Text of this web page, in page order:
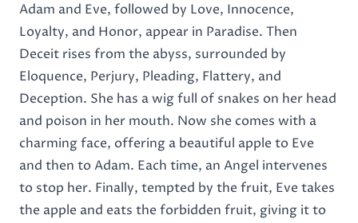
Adam and Eve, followed by Love, Innocence,
Loyalty, and Honor, appear in Paradise. Then
Deceit rises from the abyss, surrounded by
Eloquence, Perjury, Pleading, Flattery, and
Deception. She has a wig full of snakes on her head
and poison in her mouth. Now she comes with a
charming face, offering a beautiful apple to Eve
and then to Adam. Each time, an Angel intervenes
to stop her. Finally, tempted by the fruit, Eve takes
the apple and eats the forbidden fruit, giving it to